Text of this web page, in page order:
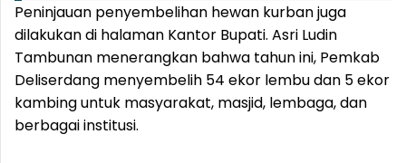
Peninjauan penyembelihan hewan kurban juga
dilakukan di halaman Kantor Bupati. Asri Ludin
Tambunan menerangkan bahwa tahun ini, Pemkab
Deliserdang menyembelih 54 ekor lembu dan 5 ekor
kambing untuk masyarakat, masjid, lembaga, dan
berbagai institusi.